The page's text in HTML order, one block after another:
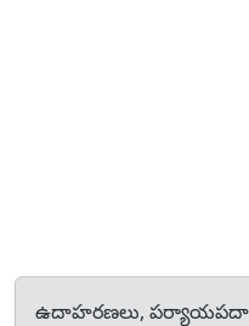
ఉదాహరణలు,